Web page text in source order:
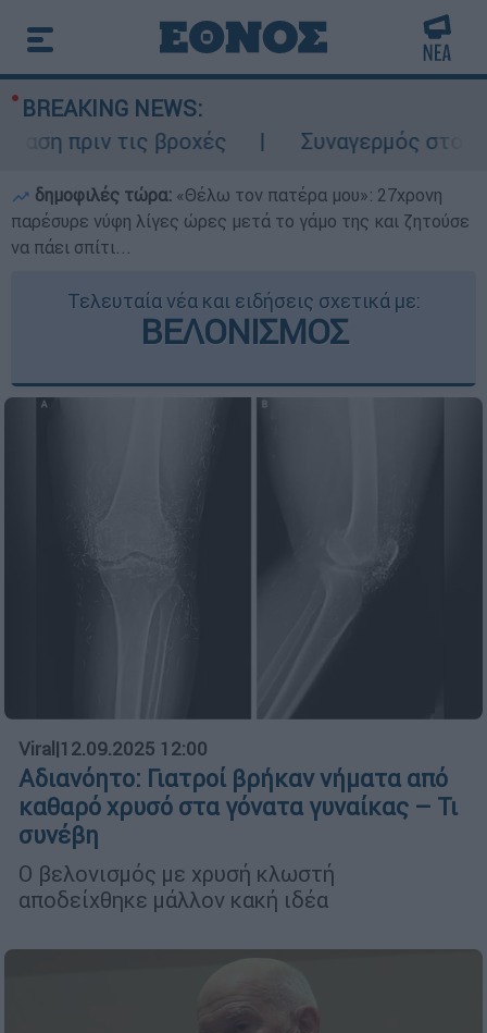
BREAKING NEWS:
τις βροχές
Συναγερμός στον
δημοφιλές τώρα: «Θέλω τον πατέρα μου»: 27χρονη
παρέσυρε νύφη λίγες ώρες μετά το γάμο της και ζητούσε
να πάει σπίτι...
Τελευταία νέα και ειδήσεις σχετικά με:
ΒΕΛΟΝΙΣΜΟΣ
Viral |12.09.2025 12:00
Αδιανόητο: Γιατροί βρήκαν νήματα από
καθαρό χρυσό στα γόνατα γυναίκας – Τι
συνέβη
Ο βελονισμός με χρυσή κλωστή
αποδείχθηκε μάλλον κακή ιδέα